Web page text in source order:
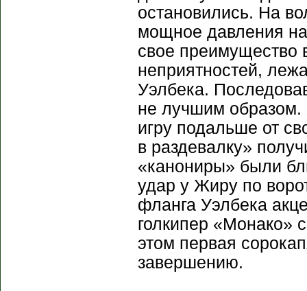
остановились. На
мощное давления
свое преимущество
неприятностей,
Уэлбека.
не лучшим образом.
игру подальше от
в раздевалку»
«канониры» были
удар у Жиру по
фланга Уэлбека
голкипер «Монако»
этом первая
завершению.